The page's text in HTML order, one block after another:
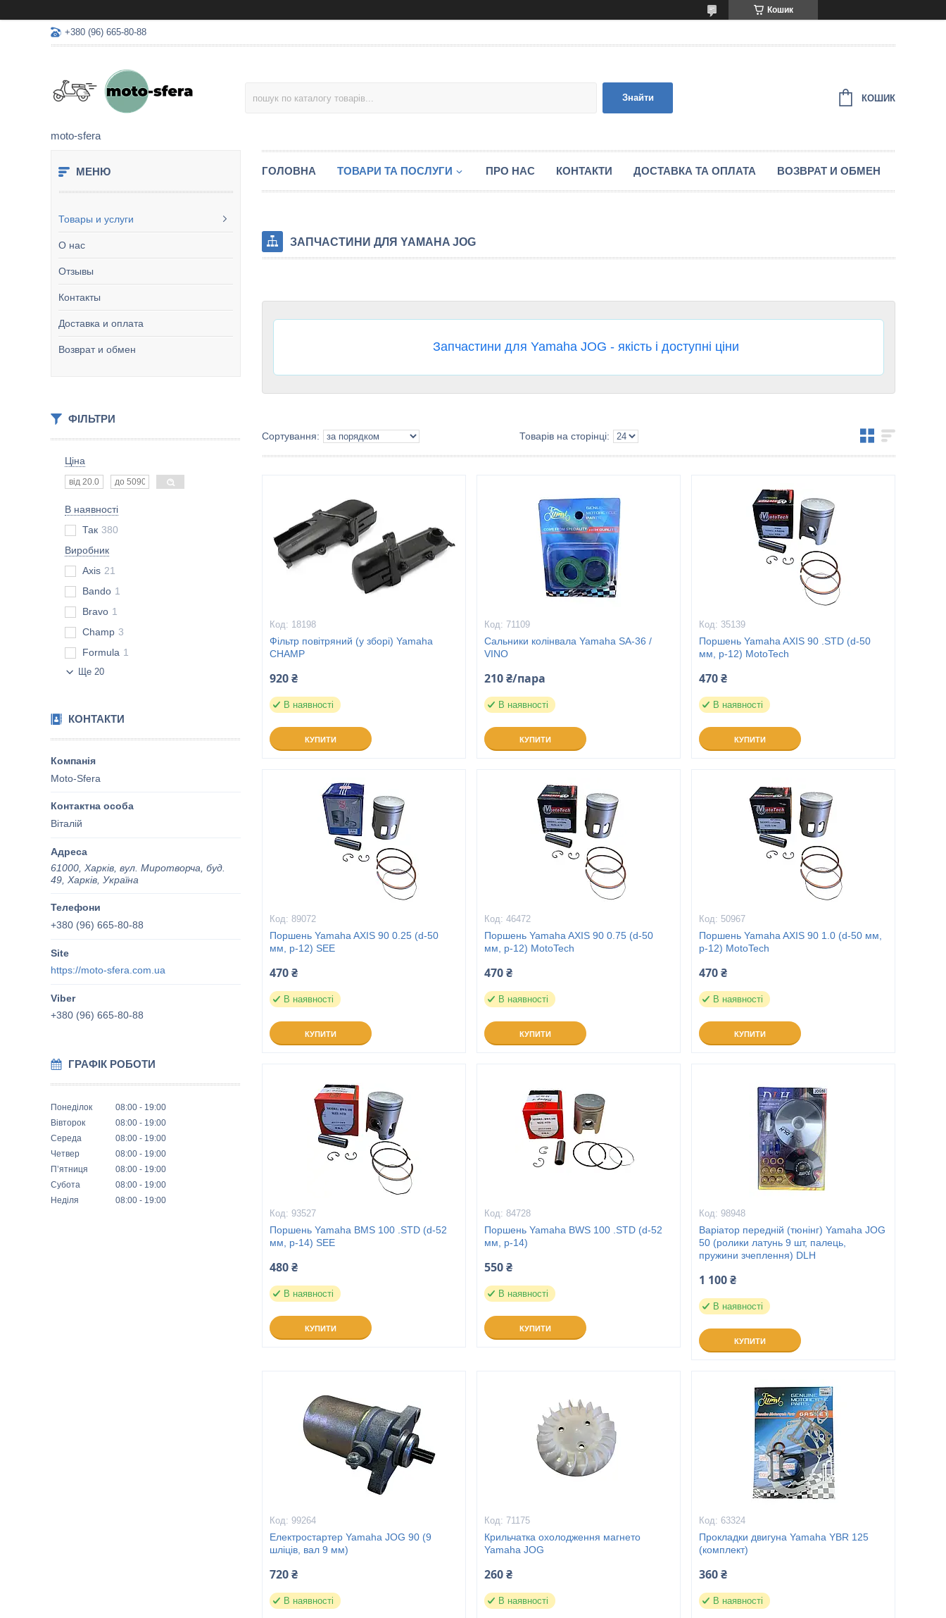
Кошик
+380 (96) 665-80-88
moto-sfera
Знайти КОШИК
Товары и услуги
О нас
Отзывы
Контакты
Доставка и оплата
Возврат и обмен
ФІЛЬТРИ
Ціна
В наявності
Так 380
Виробник
Axis 21
Bando 1
Bravo 1
Champ 3
Formula 1
Ще 20
КОНТАКТИ
Moto-Sfera
Віталій
61000, Харків, вул. Миротворча, буд.
49, Харків, Україна
+380 (96) 665-80-88
https://moto-sfera.com.ua
+380 (96) 665-80-88
ГРАФІК РОБОТИ
Понеділок 08:00
19:00
Вівторок
08:00
19:00
Середа
08:00
19:00
Четвер
08:00
19:00
Пʼятниця
08:00
19:00
Субота
08:00
19:00
Неділя
08:00 19:00
ГОЛОВНА ТОВАРИ ТА ПОСЛУГИ ПРО НАС КОНТАКТИ ДОСТАВКА ТА ОПЛАТА ВОЗВРАТ И ОБМЕН
ЗАПЧАСТИНИ ДЛЯ YAMAHA JOG
Запчастини для Yamaha JOG - якість і доступні ціни
18198
Фільтр повітряний (у зборі) Yamaha
CHAMP
920 ₴
В наявності
КУПИТИ
71109
Сальники колінвала Yamaha SA-36 /
VINO
210 ₴/пара
В наявності
КУПИТИ
35139
Поршень Yamaha AXIS 90 .STD (d-50
мм, p-12) MotoTech
470 ₴
В наявності
КУПИТИ
89072
Поршень Yamaha AXIS 90 0.25 (d-50
мм, p-12) SEE
470 ₴
В наявності
КУПИТИ
46472
Поршень Yamaha AXIS 90 0.75 (d-50
мм, p-12) MotoTech
470 ₴
В наявності
КУПИТИ
50967
Поршень Yamaha AXIS 90 1.0 (d-50 мм,
p-12) MotoTech
470 ₴
В наявності
КУПИТИ
93527
Поршень Yamaha BMS 100 .STD (d-52
мм, p-14) SEE
480 ₴
В наявності
КУПИТИ
84728
Поршень Yamaha BWS 100 .STD (d-52
мм, p-14)
550 ₴
В наявності
КУПИТИ
98948
Варіатор передній (тюнінг) Yamaha JOG
50 (ролики латунь 9 шт, палець,
пружини зчеплення) DLH
1 100 ₴
В наявності
КУПИТИ
99264
Електростартер Yamaha JOG 90 (9
шліців, вал 9 мм)
720 ₴
В наявності
71175
Крильчатка охолодження магнето
Yamaha JOG
260 ₴
В наявності
63324
Прокладки двигуна Yamaha YBR 125
(комплект)
360 ₴
В наявності